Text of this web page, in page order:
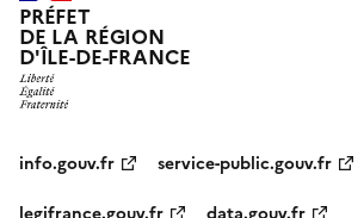
PRÉFET
DE LA RÉGION
D'ÎLE-DE-FRANCE
info.gouv.fr
service-public.gouv.fr